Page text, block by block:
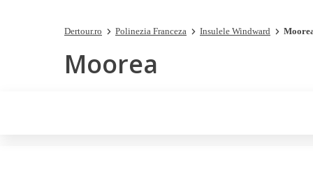
Dertour.ro Polinezia Franceza Insulele Windward
Moorea